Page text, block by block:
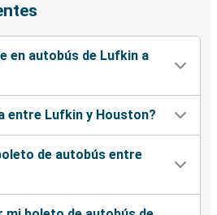
en autobús de Lufkin a
entre Lufkin y Houston?
de autobús entre